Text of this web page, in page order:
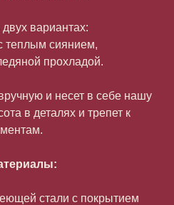
вариантах:
теплым сиянием,
прохладой.
и несет в себе нашу
в деталях и трепет к
стали с покрытием